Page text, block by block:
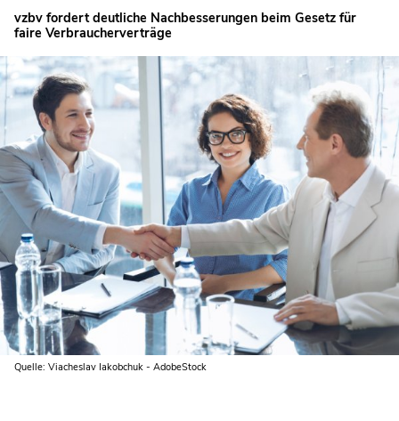
vzbv fordert deutliche Nachbesserungen beim Gesetz für
faire Verbraucherverträge
Quelle: Viacheslav Iakobchuk - AdobeStock